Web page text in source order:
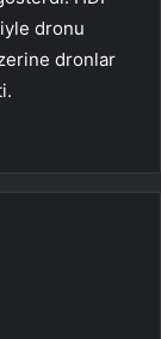
dronu
dronlar